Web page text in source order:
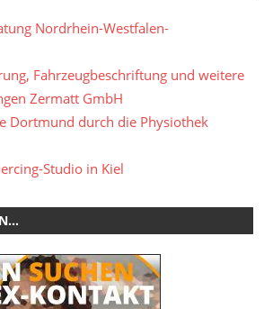
Nordrhein-Westfalen-
Fahrzeugbeschriftung und weitere
Zermatt GmbH
Dortmund durch die Physiothek
Studio in Kiel